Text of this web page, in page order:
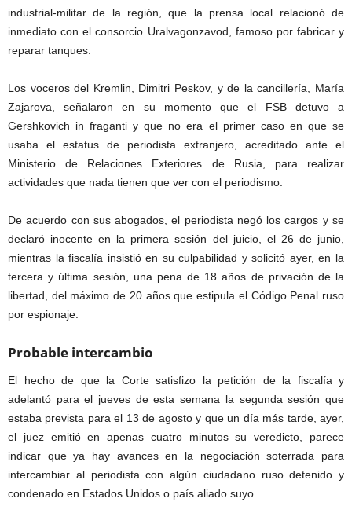
industrial-militar de la región, que la prensa local relacionó de
inmediato con el consorcio Uralvagonzavod, famoso por fabricar y
reparar tanques.
Los voceros del Kremlin, Dimitri Peskov, y de la cancillería, María
Zajarova, señalaron en su momento que el FSB detuvo a
Gershkovich in fraganti y que no era el primer caso en que se
usaba el estatus de periodista extranjero, acreditado ante el
Ministerio de Relaciones Exteriores de Rusia, para realizar
actividades que nada tienen que ver con el periodismo.
De acuerdo con sus abogados, el periodista negó los cargos y se
declaró inocente en la primera sesión del juicio, el 26 de junio,
mientras la fiscalía insistió en su culpabilidad y solicitó ayer, en la
tercera y última sesión, una pena de 18 años de privación de la
libertad, del máximo de 20 años que estipula el Código Penal ruso
por espionaje.
Probable intercambio
El hecho de que la Corte satisfizo la petición de la fiscalía y
adelantó para el jueves de esta semana la segunda sesión que
estaba prevista para el 13 de agosto y que un día más tarde, ayer,
el juez emitió en apenas cuatro minutos su veredicto, parece
indicar que ya hay avances en la negociación soterrada para
intercambiar al periodista con algún ciudadano ruso detenido y
condenado en Estados Unidos o país aliado suyo.